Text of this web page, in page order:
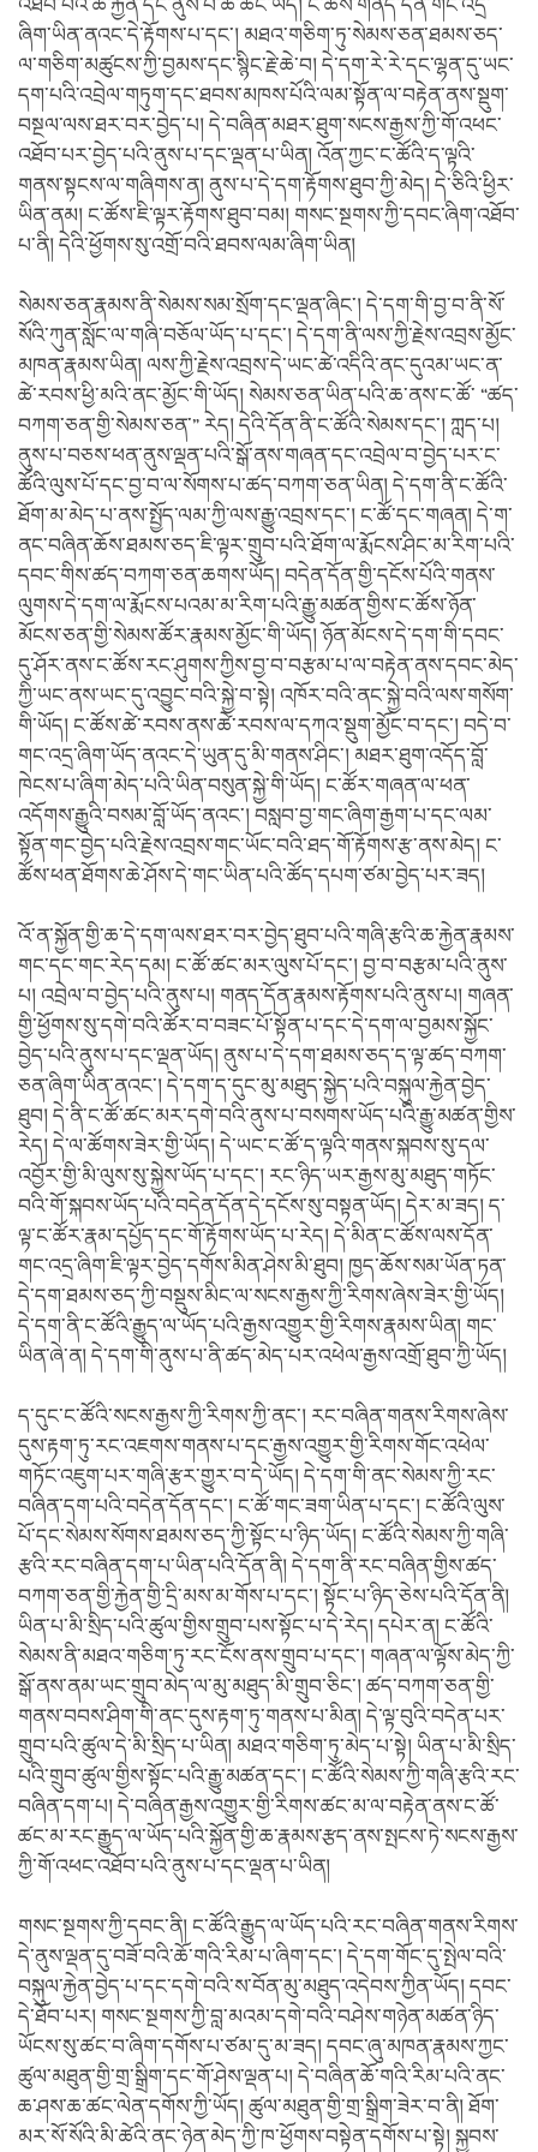
འཐོབ་པའི་ཆ་རྐྱེན་དང་ནུས་པ་ཆ་ཚང་ཡོད། ང་ཚོས་གནད་དོན་གང་འདྲ་
ཞིག་ཡིན་ནའང་དེ་རྟོགས་པ་དང་། མཐའ་གཅིག་ཏུ་སེམས་ཅན་ཐམས་ཅད་
ལ་གཅིག་མཚུངས་ཀྱི་བྱམས་དང་སྙིང་རྗེ་ཆེ་བ། དེ་དག་རེ་རེ་དང་ལྷན་དུ་ཡང་
དག་པའི་འབྲེལ་གཏུག་དང་ཐབས་མཁས་པོའི་ལམ་སྟོན་ལ་བརྟེན་ནས་སྡུག་
བསྔལ་ལས་ཐར་བར་བྱེད་པ། དེ་བཞིན་མཐར་ཐུག་སངས་རྒྱས་ཀྱི་གོ་འཕང་
འཐོབ་པར་བྱེད་པའི་ནུས་པ་དང་ལྡན་པ་ཡིན། འོན་ཀྱང་ང་ཚོའི་ད་ལྟའི་
གནས་སྟངས་ལ་གཞིགས་ན། ནུས་པ་དེ་དག་རྟོགས་ཐུབ་ཀྱི་མེད། དེ་ཅིའི་ཕྱིར་
ཡིན་ནམ། ང་ཚོས་ཇི་ལྟར་རྟོགས་ཐུབ་བམ། གསང་སྔགས་ཀྱི་དབང་ཞིག་འཐོབ་
པ་ནི། དེའི་ཕྱོགས་སུ་འགྲོ་བའི་ཐབས་ལམ་ཞིག་ཡིན།
སེམས་ཅན་རྣམས་ནི་སེམས་སམ་སྲོག་དང་ལྡན་ཞིང་། དེ་དག་གི་བྱ་བ་ནི་སོ་
སོའི་ཀུན་སློང་ལ་གཞི་བཅོལ་ཡོད་པ་དང་། དེ་དག་ནི་ལས་ཀྱི་རྗེས་འབྲས་མྱོང་
མཁན་རྣམས་ཡིན། ལས་ཀྱི་རྗེས་འབྲས་དེ་ཡང་ཚེ་འདིའི་ནང་དུའམ་ཡང་ན་
ཚེ་རབས་ཕྱི་མའི་ནང་མྱོང་གི་ཡོད། སེམས་ཅན་ཡིན་པའི་ཆ་ནས་ང་ཚོ་ “ཚད་
བཀག་ཅན་གྱི་སེམས་ཅན་” རེད། དེའི་དོན་ནི་ང་ཚོའི་སེམས་དང་། ཀླད་པ།
ནུས་པ་བཅས་ཕན་ནུས་ལྡན་པའི་སྒོ་ནས་གཞན་དང་འབྲེལ་བ་བྱེད་པར་ང་
ཚོའི་ལུས་པོ་དང་བྱ་བ་ལ་སོགས་པ་ཚད་བཀག་ཅན་ཡིན། དེ་དག་ནི་ང་ཚོའི་
ཐོག་མ་མེད་པ་ནས་སྤྱོད་ལམ་ཀྱི་ལས་རྒྱུ་འབྲས་དང་། ང་ཚོ་དང་གཞན། དེ་ག་
ནང་བཞིན་ཆོས་ཐམས་ཅད་ཇི་ལྟར་གྲུབ་པའི་ཐོག་ལ་རྨོངས་ཤིང་མ་རིག་པའི་
དབང་གིས་ཚད་བཀག་ཅན་ཆགས་ཡོད། བདེན་དོན་གྱི་དངོས་པོའི་གནས་
ལུགས་དེ་དག་ལ་རྨོངས་པའམ་མ་རིག་པའི་རྒྱུ་མཚན་གྱིས་ང་ཚོས་ཉོན་
མོངས་ཅན་གྱི་སེམས་ཚོར་རྣམས་མྱོང་གི་ཡོད། ཉོན་མོངས་དེ་དག་གི་དབང་
དུ་ཤོར་ནས་ང་ཚོས་རང་ཤུགས་ཀྱིས་བྱ་བ་བརྩམ་པ་ལ་བརྟེན་ནས་དབང་མེད་
ཀྱི་ཡང་ནས་ཡང་དུ་འབྱུང་བའི་སྐྱེ་བ་སྟེ། འཁོར་བའི་ནང་སྐྱེ་བའི་ལས་གསོག་
གི་ཡོད། ང་ཚོས་ཚེ་རབས་ནས་ཚེ་རབས་ལ་དཀའ་སྡུག་མྱོང་བ་དང་། བདེ་བ་
གང་འདྲ་ཞིག་ཡོད་ནའང་དེ་ཡུན་དུ་མི་གནས་ཤིང་། མཐར་ཐུག་འདོད་བློ་
ཁེངས་པ་ཞིག་མེད་པའི་ཡིན་བསུན་སྐྱེ་གི་ཡོད། ང་ཚོར་གཞན་ལ་ཕན་
འདོགས་རྒྱུའི་བསམ་བློ་ཡོད་ནའང་། བསླབ་བྱ་གང་ཞིག་རྒྱག་པ་དང་ལམ་
སྟོན་གང་བྱེད་པའི་རྗེས་འབྲས་གང་ཡོང་བའི་ཐད་གོ་རྟོགས་རྩ་ནས་མེད། ང་
ཚོས་ཕན་ཐོགས་ཆེ་ཤོས་དེ་གང་ཡིན་པའི་ཚོད་དཔག་ཙམ་བྱེད་པར་ཟད།
འོ་ན་སྐྱོན་གྱི་ཆ་དེ་དག་ལས་ཐར་བར་བྱེད་ཐུབ་པའི་གཞི་རྩའི་ཆ་རྐྱེན་རྣམས་
གང་དང་གང་རེད་དམ། ང་ཚོ་ཚང་མར་ལུས་པོ་དང་། བྱ་བ་བརྩམ་པའི་ནུས་
པ། འབྲེལ་བ་བྱེད་པའི་ནུས་པ། གནད་དོན་རྣམས་རྟོགས་པའི་ནུས་པ། གཞན་
གྱི་ཕྱོགས་སུ་དགེ་བའི་ཚོར་བ་བཟང་པོ་སྟོན་པ་དང་དེ་དག་ལ་བྱམས་སྐྱོང་
བྱེད་པའི་ནུས་པ་དང་ལྡན་ཡོད། ནུས་པ་དེ་དག་ཐམས་ཅད་ད་ལྟ་ཚད་བཀག་
ཅན་ཞིག་ཡིན་ནའང་། དེ་དག་ད་དུང་མུ་མཐུད་སྐྱེད་པའི་བསྐུལ་རྐྱེན་བྱེད་
ཐུབ། དེ་ནི་ང་ཚོ་ཚང་མར་དགེ་བའི་ནུས་པ་བསགས་ཡོད་པའི་རྒྱུ་མཚན་གྱིས་
རེད། དེ་ལ་ཚོགས་ཟེར་གྱི་ཡོད། དེ་ཡང་ང་ཚོ་ད་ལྟའི་གནས་སྐབས་སུ་དལ་
འབྱོར་གྱི་མི་ལུས་སུ་སྐྱེས་ཡོད་པ་དང་། རང་ཉིད་ཡར་རྒྱས་མུ་མཐུད་གཏོང་
བའི་གོ་སྐབས་ཡོད་པའི་བདེན་དོན་དེ་དངོས་སུ་བསྟན་ཡོད། དེར་མ་ཟད། ད་
ལྟ་ང་ཚོར་རྣམ་དཔྱོད་དང་གོ་རྟོགས་ཡོད་པ་རེད། དེ་མིན་ང་ཚོས་ལས་དོན་
གང་འདྲ་ཞིག་ཇི་ལྟར་བྱེད་དགོས་མིན་ཤེས་མི་ཐུབ། ཁྱད་ཆོས་སམ་ཡོན་ཏན་
དེ་དག་ཐམས་ཅད་ཀྱི་བསྡུས་མིང་ལ་སངས་རྒྱས་ཀྱི་རིགས་ཞེས་ཟེར་གྱི་ཡོད།
དེ་དག་ནི་ང་ཚོའི་རྒྱུད་ལ་ཡོད་པའི་རྒྱས་འགྱུར་གྱི་རིགས་རྣམས་ཡིན། གང་
ཡིན་ཞེ་ན། དེ་དག་གི་ནུས་པ་ནི་ཚད་མེད་པར་འཕེལ་རྒྱས་འགྲོ་ཐུབ་ཀྱི་ཡོད།
ད་དུང་ང་ཚོའི་སངས་རྒྱས་ཀྱི་རིགས་ཀྱི་ནང་། རང་བཞིན་གནས་རིགས་ཞེས་
དུས་རྟག་ཏུ་རང་འཇགས་གནས་པ་དང་རྒྱས་འགྱུར་གྱི་རིགས་གོང་འཕེལ་
གཏོང་འཇུག་པར་གཞི་རྩར་གྱུར་བ་དེ་ཡོད། དེ་དག་གི་ནང་སེམས་ཀྱི་རང་
བཞིན་དག་པའི་བདེན་དོན་དང་། ང་ཚོ་གང་ཟག་ཡིན་པ་དང་། ང་ཚོའི་ལུས་
པོ་དང་སེམས་སོགས་ཐམས་ཅད་ཀྱི་སྟོང་པ་ཉིད་ཡོད། ང་ཚོའི་སེམས་ཀྱི་གཞི་
རྩའི་རང་བཞིན་དག་པ་ཡིན་པའི་དོན་ནི། དེ་དག་ནི་རང་བཞིན་གྱིས་ཚད་
བཀག་ཅན་གྱི་རྐྱེན་གྱི་དྲི་མས་མ་གོས་པ་དང་། སྟོང་པ་ཉིད་ཅེས་པའི་དོན་ནི།
ཡིན་པ་མི་སྲིད་པའི་ཚུལ་གྱིས་གྲུབ་པས་སྟོང་པ་དེ་རེད། དཔེར་ན། ང་ཚོའི་
སེམས་ནི་མཐའ་གཅིག་ཏུ་རང་ངོས་ནས་གྲུབ་པ་དང་། གཞན་ལ་ལྟོས་མེད་ཀྱི་
སྒོ་ནས་ནམ་ཡང་གྲུབ་མེད་ལ་མུ་མཐུད་མི་གྲུབ་ཅིང་། ཚད་བཀག་ཅན་གྱི་
གནས་བབས་ཤིག་གི་ནང་དུས་རྟག་ཏུ་གནས་པ་མིན། དེ་ལྟ་བུའི་བདེན་པར་
གྲུབ་པའི་ཚུལ་དེ་མི་སྲིད་པ་ཡིན། མཐའ་གཅིག་ཏུ་མེད་པ་སྟེ། ཡིན་པ་མི་སྲིད་
པའི་གྲུབ་ཚུལ་གྱིས་སྟོང་པའི་རྒྱུ་མཚན་དང་། ང་ཚོའི་སེམས་ཀྱི་གཞི་རྩའི་རང་
བཞིན་དག་པ། དེ་བཞིན་རྒྱས་འགྱུར་གྱི་རིགས་ཚང་མ་ལ་བརྟེན་ནས་ང་ཚོ་
ཚང་མ་རང་རྒྱུད་ལ་ཡོད་པའི་སྐྱོན་གྱི་ཆ་རྣམས་རྩད་ནས་སྤངས་ཏེ་སངས་རྒྱས་
ཀྱི་གོ་འཕང་འཐོབ་པའི་ནུས་པ་དང་ལྡན་པ་ཡིན།
གསང་སྔགས་ཀྱི་དབང་ནི། ང་ཚོའི་རྒྱུད་ལ་ཡོད་པའི་རང་བཞིན་གནས་རིགས་
དེ་ནུས་ལྡན་དུ་བཟོ་བའི་ཆོ་གའི་རིམ་པ་ཞིག་དང་། དེ་དག་གོང་དུ་སྤེལ་བའི་
བསྐུལ་རྐྱེན་བྱེད་པ་དང་དགེ་བའི་ས་བོན་མུ་མཐུད་འདེབས་ཀྱིན་ཡོད། དབང་
དེ་ཐོབ་པར། གསང་སྔགས་ཀྱི་བླ་མའམ་དགེ་བའི་བཤེས་གཉེན་མཚན་ཉིད་
ཡོངས་སུ་ཚང་བ་ཞིག་དགོས་པ་ཙམ་དུ་མ་ཟད། དབང་ཞུ་མཁན་རྣམས་ཀྱང་
ཚུལ་མཐུན་གྱི་གྲ་སྒྲིག་དང་གོ་ཤེས་ལྡན་པ། དེ་བཞིན་ཆོ་གའི་རིམ་པའི་ནང་
ཆ་ཤས་ཆ་ཚང་ལེན་དགོས་ཀྱི་ཡོད། ཚུལ་མཐུན་གྱི་གྲ་སྒྲིག་ཟེར་བ་ནི། ཐོག་
མར་སོ་སོའི་མི་ཚེའི་ནང་ཉེན་མེད་ཀྱི་ཁ་ཕྱོགས་བསྟེན་དགོས་པ་སྟེ། སྐྱབས་